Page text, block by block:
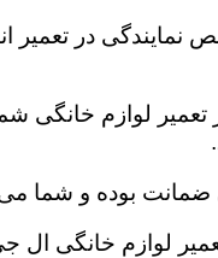
نمایندگی در تعمیر
تعمیر لوازم خانگی
بوده و شما می
لوازم خانگی